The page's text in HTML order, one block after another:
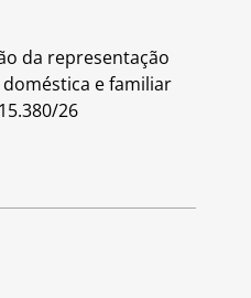
da representação
e familiar
26